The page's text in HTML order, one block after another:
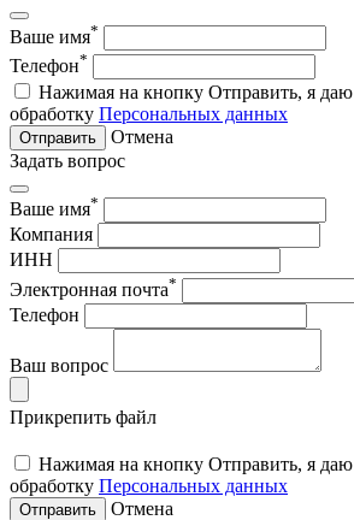
Ваше имя*
Телефон*
Нажимая на кнопку Отправить, я даю
обработку Персональных данных
Отправить
Отмена
Задать вопрос
Ваше имя*
Компания
ИНН
Электронная почта*
Телефон
Ваш вопрос
Прикрепить файл
Нажимая на кнопку Отправить, я даю
обработку Персональных данных
Отправить
Отмена